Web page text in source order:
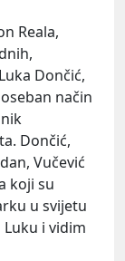
Reala,
Dončić,
način
Dončić,
Vučević
koji su
u svijetu
Luku i vidim